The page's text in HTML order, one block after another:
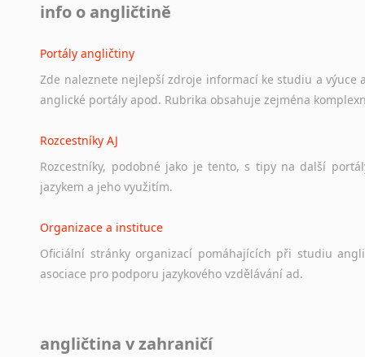
info o angličtině
Portály angličtiny
Zde naleznete nejlepší zdroje informací ke studiu a výuce
anglické portály apod. Rubrika obsahuje zejména
Rozcestníky AJ
Rozcestníky, podobné jako je tento, s tipy na další
jazykem a jeho využitím.
Organizace a instituce
Oficiální stránky organizací pomáhajících při studiu
asociace pro podporu jazykového vzdělávání ad.
Ať už se jedná o česká diskusní
angličtina v zahraničí